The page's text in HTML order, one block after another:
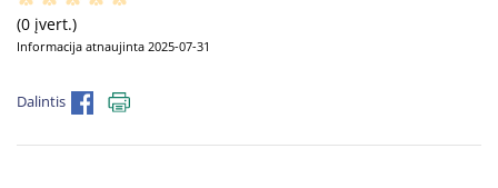
(0 įvert.)
Informacija atnaujinta 2025-07-31
Dalintis